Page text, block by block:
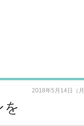
を
2018年5月14日（